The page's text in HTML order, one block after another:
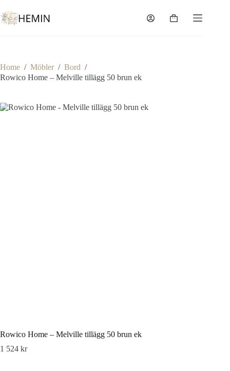
Home / Möbler / Bord /
Rowico Home – Melville tillägg 50 brun ek
Rowico Home – Melville tillägg 50 brun ek
1 524 kr